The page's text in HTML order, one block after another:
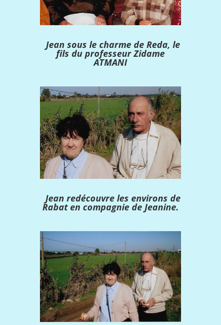
Jean sous le charme de Reda, le
fils du professeur Zidame
ATMANI
Jean redécouvre les environs de
Rabat en compagnie de Jeanine.